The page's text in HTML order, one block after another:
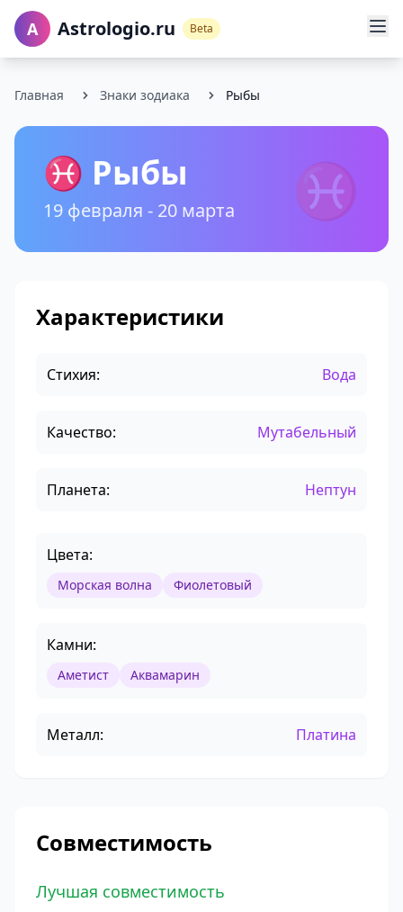
A Astrologio.ru Beta
Главная Знаки зодиака Рыбы
♓ Рыбы
19 февраля - 20 марта ♓
Характеристики
Стихия: Вода
Качество: Мутабельный
Планета: Нептун
Цвета:
Морская волна Фиолетовый
Камни:
Аметист Аквамарин
Металл: Платина
Совместимость
Лучшая совместимость